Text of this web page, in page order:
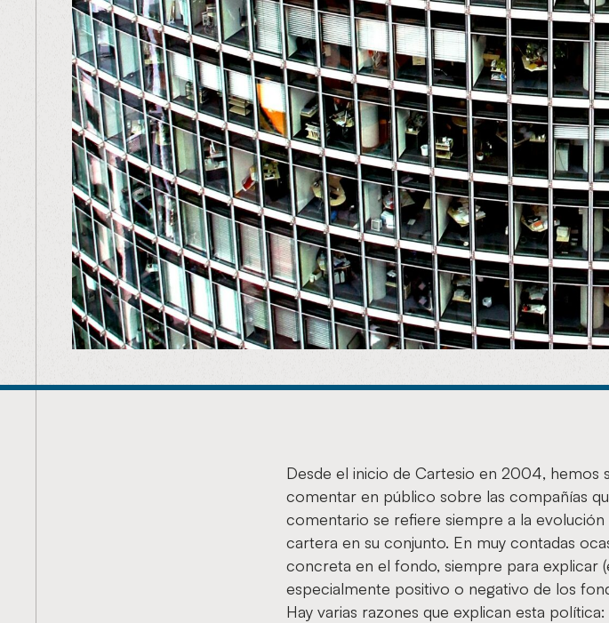
Desde el inicio de Cartesio en 2004, hemos
comentar en público sobre las compañías
comentario se refiere siempre a la
cartera en su conjunto. En muy contadas
concreta en el fondo, siempre para explicar
especialmente positivo o negativo de los
Hay varias razones que explican esta política: